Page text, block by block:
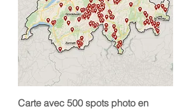
Carte avec 500 spots photo en